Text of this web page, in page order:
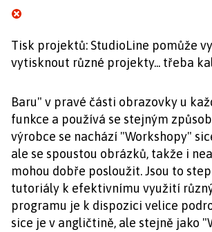
Tisk projektů: StudioLine pomůže
vytisknout různé projekty... třeba
Baru" v pravé části obrazovky u
funkce a používá se stejným
výrobce se nachází "Workshopy"
ale se spoustou obrázků, takže i
mohou dobře posloužit. Jsou to
tutoriály k efektivnímu využití
programu je k dispozici velice
sice je v angličtině, ale stejně jako